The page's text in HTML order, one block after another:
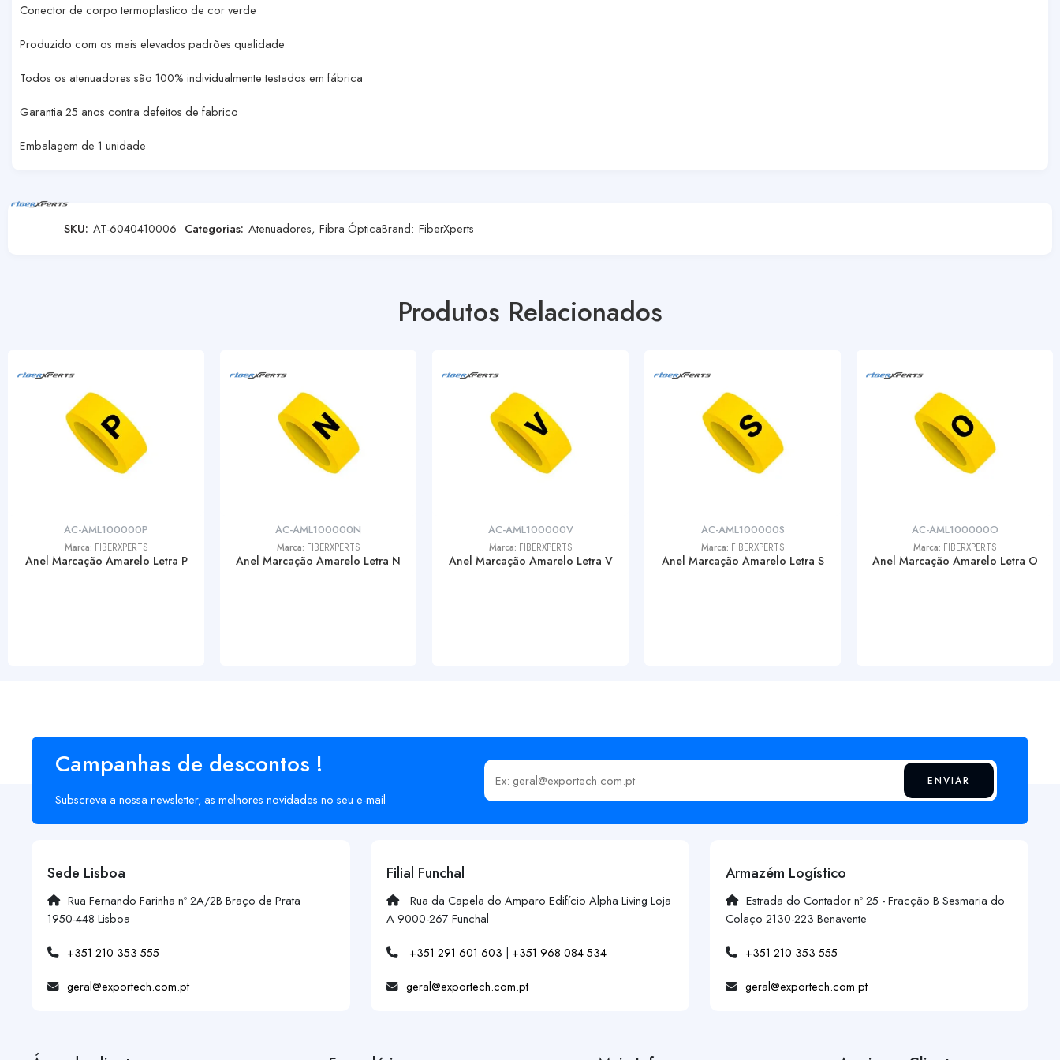
Conector de corpo termoplastico de cor verde
Produzido com os mais elevados padrões qualidade
Todos os atenuadores são 100% individualmente testados em fábrica
Garantia 25 anos contra defeitos de fabrico
Embalagem de 1 unidade
SKU: AT-6040410006 Categorias: Atenuadores, Fibra ÓpticaBrand: FiberXperts
Produtos Relacionados
AC-AML100000P
Marca: FIBERXPERTS
Anel Marcação Amarelo Letra P
AC-AML100000N
Marca: FIBERXPERTS
Anel Marcação Amarelo Letra N
AC-AML100000V
Marca: FIBERXPERTS
Anel Marcação Amarelo Letra V
AC-AML100000S
Marca: FIBERXPERTS
Anel Marcação Amarelo Letra S
AC-AML100000O
Marca: FIBERXPERTS
Anel Marcação Amarelo Letra O
Campanhas de descontos !
Subscreva a nossa newsletter, as melhores novidades no seu e-mail
Insira o seu email ENVIAR
Sede Lisboa
Rua Fernando Farinha nº 2A/2B Braço de Prata
1950-448 Lisboa
+351 210 353 555
geral@exportech.com.pt
Filial Funchal
Rua da Capela do Amparo Edifício Alpha Living Loja
A 9000-267 Funchal
+351 291 601 603 | +351 968 084 534
geral@exportech.com.pt
Armazém Logístico
Estrada do Contador nº 25 - Fracção B Sesmaria do
Colaço 2130-223 Benavente
+351 210 353 555
geral@exportech.com.pt